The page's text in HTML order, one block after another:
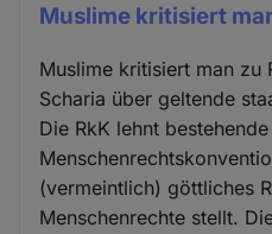
Muslime kritisiert
Muslime kritisiert man zu
Scharia über geltende
Die RkK lehnt bestehende
(vermeintlich) göttliches
Menschenrechte stellt.